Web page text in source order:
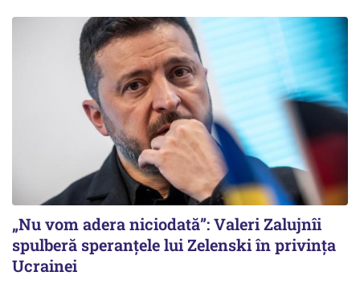
„Nu vom adera niciodată”: Valeri Zalujnîi
spulberă speranțele lui Zelenski în privința
Ucrainei